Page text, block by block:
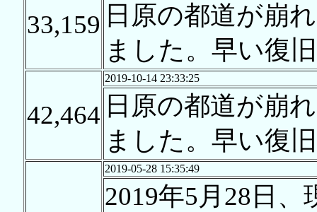
33,159 日原の都道が崩
ました。早い復
42,464
2019-10-14 23:33:25
日原の都道が崩
ました。早い復
2019-05-28 15:35:49
2019年5月28日